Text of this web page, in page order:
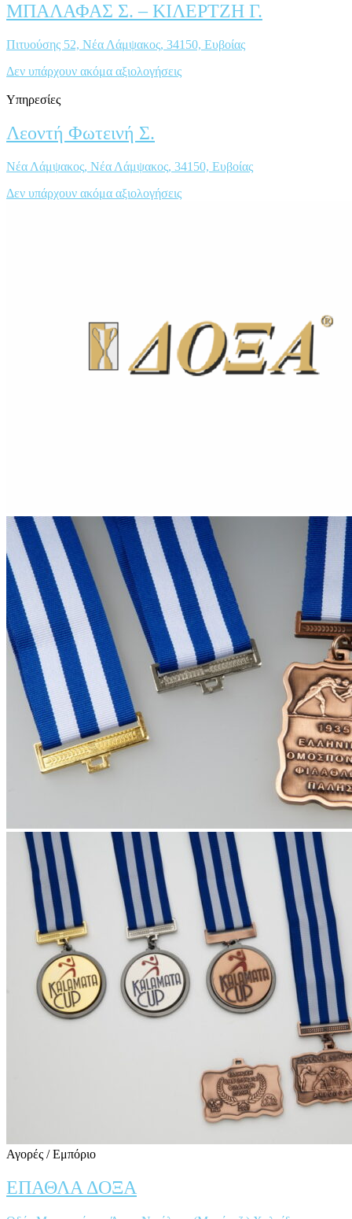
ΜΠΑΛΑΦΑΣ Σ. – ΚΙΛΕΡΤΖΗ Γ.
Πιτυούσης 52, Νέα Λάμψακος, 34150, Ευβοίας
Δεν υπάρχουν ακόμα αξιολογήσεις
Υπηρεσίες
Λεοντή Φωτεινή Σ.
Νέα Λάμψακος, Νέα Λάμψακος, 34150, Ευβοίας
Δεν υπάρχουν ακόμα αξιολογήσεις
Αγορές / Εμπόριο
ΕΠΑΘΛΑ ΔΟΞΑ